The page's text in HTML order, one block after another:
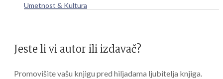
Umetnost & Kultura
Jeste li vi autor ili izdavač?
Promovišite vašu knjigu pred hiljadama ljubitelja knjiga.